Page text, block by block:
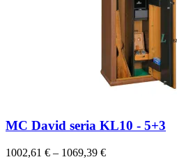
MC David seria KL10 - 5+3
1002,61 € – 1069,39 €